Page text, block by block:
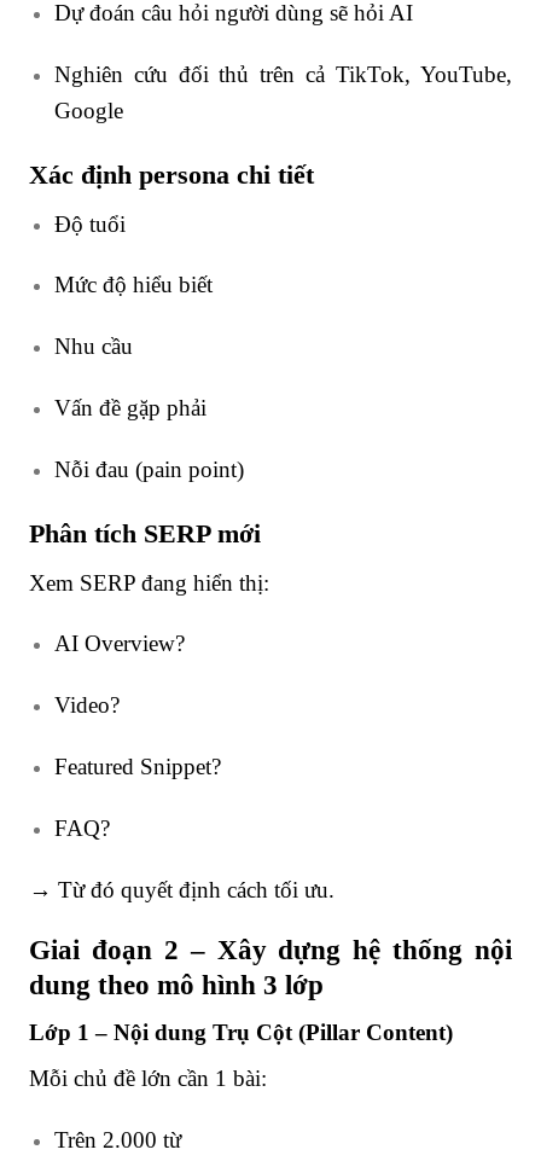
Dự đoán câu hỏi người dùng sẽ hỏi AI
Nghiên cứu đối thủ trên cả TikTok, YouTube,
Google
Xác định persona chi tiết
Độ tuổi
Mức độ hiểu biết
Nhu cầu
Vấn đề gặp phải
Nỗi đau (pain point)
Phân tích SERP mới
Xem SERP đang hiển thị:
AI Overview?
Video?
Featured Snippet?
FAQ?
→ Từ đó quyết định cách tối ưu.
Giai đoạn 2 – Xây dựng hệ thống nội
dung theo mô hình 3 lớp
Lớp 1 – Nội dung Trụ Cột (Pillar Content)
Mỗi chủ đề lớn cần 1 bài:
Trên 2.000 từ